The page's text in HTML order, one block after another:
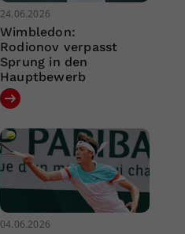
24.06.2026
Wimbledon:
Rodionov verpasst
Sprung in den
Hauptbewerb
04.06.2026